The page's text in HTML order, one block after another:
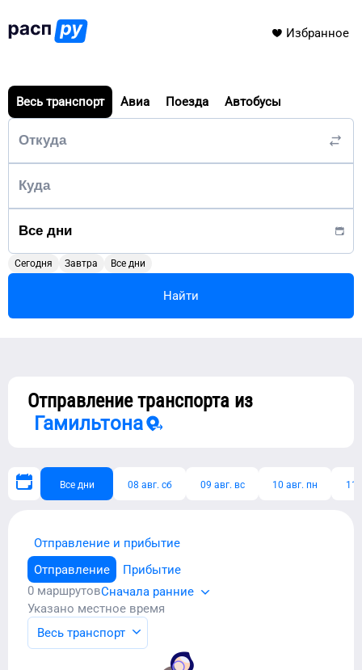
Избранное
Весь транспорт Авиа Поезда Автобусы
Сегодня Завтра Все дни
Найти
Отправление транспорта из
Гамильтона
Все дни 08 авг. сб 09 авг. вс 10 авг. пн 11
Отправление и прибытие
Отправление
Прибытие
0 маршрутовСначала ранние
Указано местное время
Весь транспорт